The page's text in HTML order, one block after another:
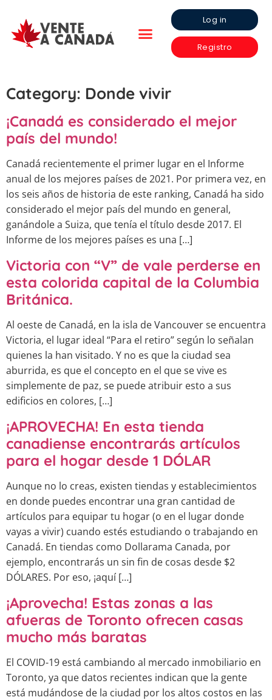
Log in
Registro
Category: Donde vivir
¡Canadá es considerado el mejor
país del mundo!
Canadá recientemente el primer lugar en el Informe
anual de los mejores países de 2021. Por primera vez, en
los seis años de historia de este ranking, Canadá ha sido
considerado el mejor país del mundo en general,
ganándole a Suiza, que tenía el título desde 2017. El
Informe de los mejores países es una […]
Victoria con “V” de vale perderse en
esta colorida capital de la Columbia
Británica.
Al oeste de Canadá, en la isla de Vancouver se encuentra
Victoria, el lugar ideal “Para el retiro” según lo señalan
quienes la han visitado. Y no es que la ciudad sea
aburrida, es que el concepto en el que se vive es
simplemente de paz, se puede atribuir esto a sus
edificios en colores, […]
¡APROVECHA! En esta tienda
canadiense encontrarás artículos
para el hogar desde 1 DÓLAR
Aunque no lo creas, existen tiendas y establecimientos
en donde puedes encontrar una gran cantidad de
artículos para equipar tu hogar (o en el lugar donde
vayas a vivir) cuando estés estudiando o trabajando en
Canadá. En tiendas como Dollarama Canada, por
ejemplo, encontrarás un sin fin de cosas desde $2
DÓLARES. Por eso, ¡aquí […]
¡Aprovecha! Estas zonas a las
afueras de Toronto ofrecen casas
mucho más baratas
El COVID-19 está cambiando al mercado inmobiliario en
Toronto, ya que datos recientes indican que la gente
está mudándose de la ciudad por los altos costos en las